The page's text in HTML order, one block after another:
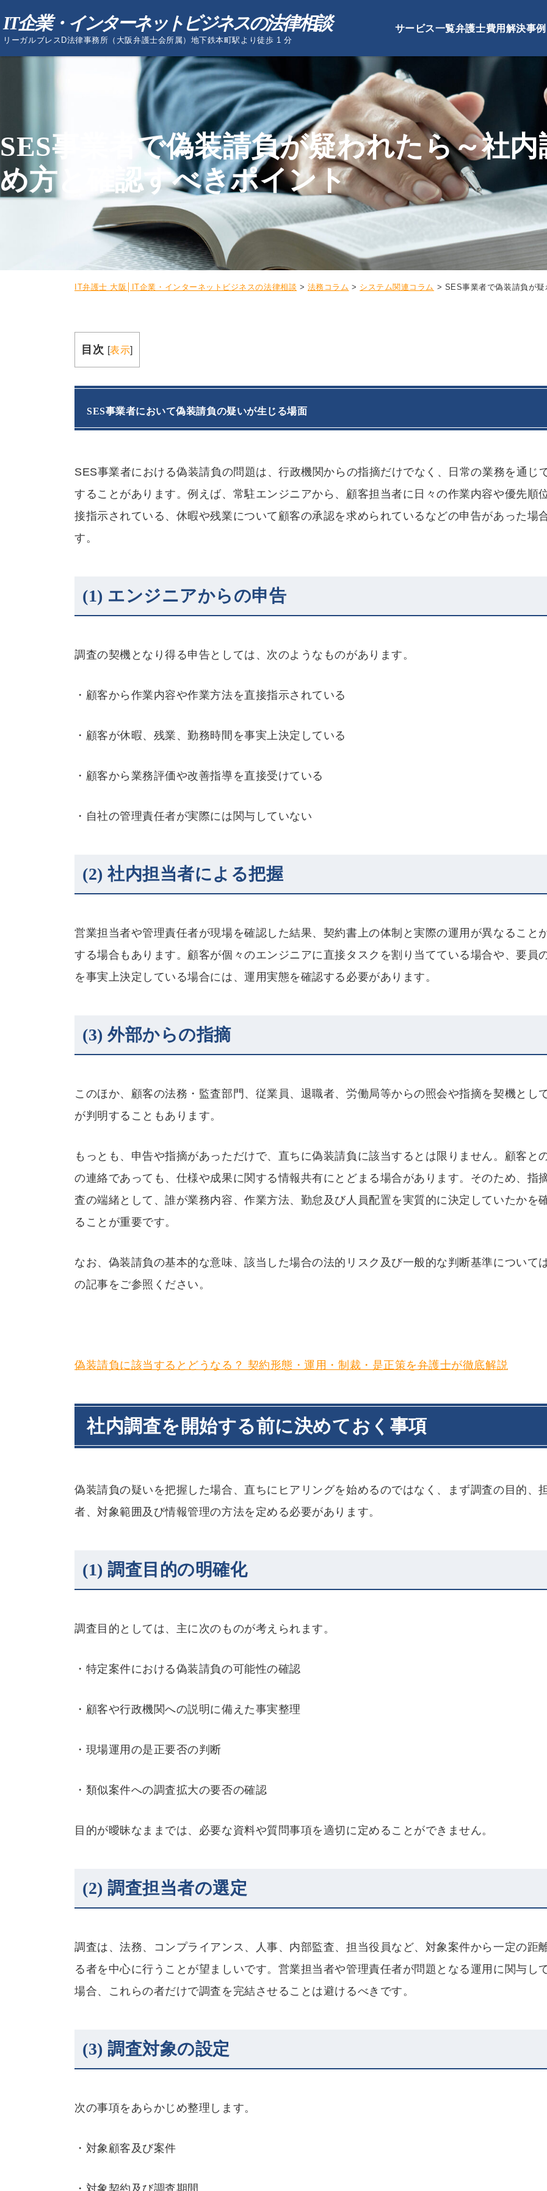
IT企業・インターネットビジネスの法律相談
リーガルブレスD法律事務所（大阪弁護士会所属）地下鉄本町駅より徒歩 1 分
サービス一覧弁護士費用 解決事例
SES事業者で偽装請負が疑われたら～社
め方と確認すべきポイント
IT弁護士 大阪│IT企業・インターネットビジネスの法律相談 > 法務コラム > システム関連コラム > SES事業者で偽装請負が
目次 [表示]
SES事業者において偽装請負の疑いが生じる場面
SES事業者における偽装請負の問題は、行政機関からの指摘だけでなく、日常の業務を通じ
することがあります。例えば、常駐エンジニアから、顧客担当者に日々の作業内容や優先順
接指示されている、休暇や残業について顧客の承認を求められているなどの申告があった場
す。
(1) エンジニアからの申告
調査の契機となり得る申告としては、次のようなものがあります。
・顧客から作業内容や作業方法を直接指示されている
・顧客が休暇、残業、勤務時間を事実上決定している
・顧客から業務評価や改善指導を直接受けている
・自社の管理責任者が実際には関与していない
(2)社内担当者による把握
営業担当者や管理責任者が現場を確認した結果、契約書上の体制と実際の運用が異なること
する場合もあります。顧客が個々のエンジニアに直接タスクを割り当てている場合や、要員
を事実上決定している場合には、運用実態を確認する必要があります。
(3)外部からの指摘
このほか、顧客の法務・監査部門、従業員、退職者、労働局等からの照会や指摘を契機とし
が判明することもあります。
もっとも、申告や指摘があっただけで、直ちに偽装請負に該当するとは限りません。顧客と
の連絡であっても、仕様や成果に関する情報共有にとどまる場合があります。そのため、指
査の端緒として、誰が業務内容、作業方法、勤怠及び人員配置を実質的に決定していたかを
ることが重要です。
なお、偽装請負の基本的な意味、該当した場合の法的リスク及び一般的な判断基準について
の記事をご参照ください。
偽装請負に該当するとどうなる？ 契約形態・運用・制裁・是正策を弁護士が徹底解説
社内調査を開始する前に決めておく事項
偽装請負の疑いを把握した場合、直ちにヒアリングを始めるのではなく、まず調査の目的、
者、対象範囲及び情報管理の方法を定める必要があります。
(1)調査目的の明確化
調査目的としては、主に次のものが考えられます。
・特定案件における偽装請負の可能性の確認
・顧客や行政機関への説明に備えた事実整理
・現場運用の是正要否の判断
・類似案件への調査拡大の要否の確認
目的が曖昧なままでは、必要な資料や質問事項を適切に定めることができません。
(2)調査担当者の選定
調査は、法務、コンプライアンス、人事、内部監査、担当役員など、対象案件から一定の距
る者を中心に行うことが望ましいです。営業担当者や管理責任者が問題となる運用に関与し
場合、これらの者だけで調査を完結させることは避けるべきです。
(3)調査対象の設定
次の事項をあらかじめ整理します。
・対象顧客及び案件
・対象契約及び調査期間